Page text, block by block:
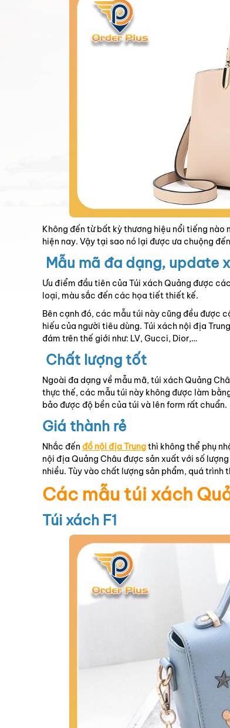
Không đến từ bất kỳ thương hiệu nổi tiếng nào
hiện nay. Vậy tại sao nó lại được ưa chuộng
Mẫu mã đa dạng, update
Ưu điểm đầu tiên của Túi xách Quảng được
loại, màu sắc đến các họa tiết thiết kế.
Bên cạnh đó, các mẫu túi này cũng đều được
hiếu của người tiêu dùng. Túi xách nội địa
đám trên thế giới như: LV, Gucci, Dior,…
Chất lượng tốt
Ngoài đa dạng về mẫu mã, túi xách Quảng
thực thế, các mẫu túi này không được làm
bảo được độ bền của túi và lên form rất chuẩn.
Giá thành rẻ
Nhắc đến đồ nội địa Trungthì không thể phụ
nội địa Quảng Châu được sản xuất với số
nhiều. Tùy vào chất lượng sản phẩm, quá
Các mẫu túi xách
Túi xách F1
Trạng
thái:
10:00
PM /
17-11-